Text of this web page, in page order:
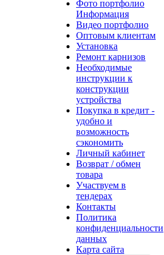
Фото портфолио
Информация
Видео портфолио
Оптовым клиентам
Установка
Ремонт карнизов
Необходимые
инструкции к
конструкции
устройства
Покупка в кредит -
удобно и
возможность
сэкономить
Личный кабинет
Возврат / обмен
товара
Участвуем в
тендерах
Контакты
Политика
конфиденциальности
данных
Карта сайта